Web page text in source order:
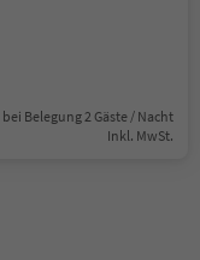
bei Belegung 2 Gäste / Nacht
Inkl. MwSt.